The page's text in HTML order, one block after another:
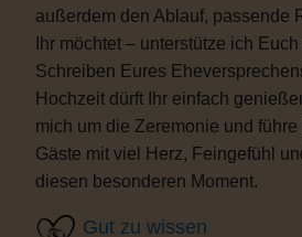
außerdem den Ablauf, passende
Ihr möchtet – unterstütze ich
Schreiben Eures
Hochzeit dürft Ihr einfach
mich um die Zeremonie und
Gäste mit viel Herz, Feingefühl
diesen besonderen Moment.
Gut zu wissen